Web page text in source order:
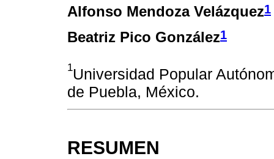
Alfonso Mendoza Velázquez1
Beatriz Pico González1
1Universidad Popular
de Puebla, México.
RESUMEN